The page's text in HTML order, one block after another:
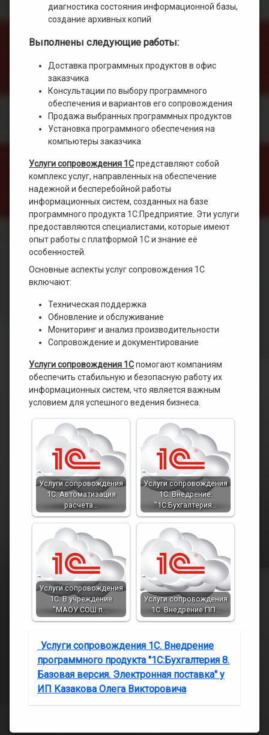
диагностика состояния информационной базы,
создание архивных копий
Выполнены следующие работы:
Доставка программных продуктов в офис
заказчика
Консультации по выбору программного
обеспечения и вариантов его сопровождения
Продажа выбранных программных продуктов
Установка программного обеспечения на
компьютеры заказчика
Услуги сопровождения 1Спредставляют собой
комплекс услуг, направленных на обеспечение
надежной и бесперебойной работы
информационных систем, созданных на базе
программного продукта 1С:Предприятие. Эти услуги
предоставляются специалистами, которые имеют
опыт работы с платформой 1С и знание её
особенностей.
Основные аспекты услуг сопровождения 1С
включают:
Техническая поддержка
Обновление и обслуживание
Мониторинг и анализ производительности
Сопровождение и документирование
Услуги сопровождения 1Спомогают компаниям
обеспечить стабильную и безопасную работу их
информационных систем, что является важным
условием для успешного ведения бизнеса.
Услуги сопровождения
1С. Автоматизация
расчета…
Услуги сопровождения
1С. Внедрение:
"1С:Бухгалтерия…
Услуги сопровождения
1С. В учреждение
"МАОУ СОШ п.…
Услуги сопровождения
1С. Внедрение ПП…
Услуги сопровождения 1С. Внедрение
программного продукта "1С:Бухгалтерия 8.
Базовая версия. Электронная поставка" у
ИП Казакова Олега Викторовича